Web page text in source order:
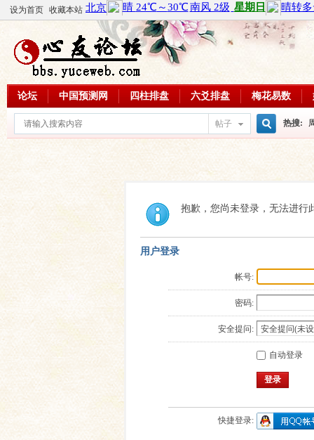
设为首页 收藏本站
论坛 中国预测网 四柱排盘 六爻排盘 梅花易数
帖子
索
热搜:
周易教
每日一
抱歉，您尚未登录，无法进行
用户登录
帐号:
密码:
安全提问:
自动登录
登录
快捷登录: